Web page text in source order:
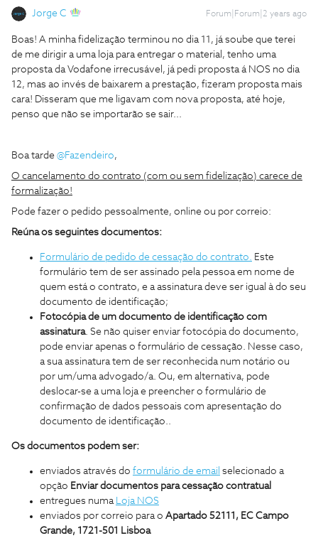
Jorge C Forum|Forum|2 years ago
Boas! A minha fidelização terminou no dia 11, já soube que terei
de me dirigir a uma loja para entregar o material, tenho uma
proposta da Vodafone irrecusável, já pedi proposta á NOS no dia
12, mas ao invés de baixarem a prestação, fizeram proposta mais
cara! Disseram que me ligavam com nova proposta, até hoje,
penso que não se importarão se sair...
Boa tarde @Fazendeiro,
O cancelamento do contrato (com ou sem fidelização) carece de
formalização!
Pode fazer o pedido pessoalmente, online ou por correio:
Reúna os seguintes documentos:
Formulário de pedido de cessação do contrato. Este
formulário tem de ser assinado pela pessoa em nome de
quem está o contrato, e a assinatura deve ser igual à do seu
documento de identificação;
Fotocópia de um documento de identificação com
assinatura. Se não quiser enviar fotocópia do documento,
pode enviar apenas o formulário de cessação. Nesse caso,
a sua assinatura tem de ser reconhecida num notário ou
por um/uma advogado/a. Ou, em alternativa, pode
deslocar-se a uma loja e preencher o formulário de
confirmação de dados pessoais com apresentação do
documento de identificação..
Os documentos podem ser:
enviados através do formulário de email selecionado a
opção Enviar documentos para cessação contratual
entregues numa Loja NOS
enviados por correio para o Apartado 52111, EC Campo
Grande, 1721-501 Lisboa